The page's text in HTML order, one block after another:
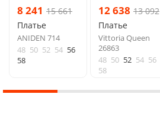
8 241 15 661
Платье
ANIDEN 714
48 50 52 54 56
58
12 638 13 092
Платье
Vittoria Queen
26863
48 50 52 54 56
58